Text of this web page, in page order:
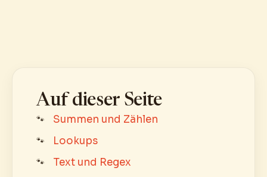
Auf dieser Seite
Summen und Zählen
Lookups
Text und Regex